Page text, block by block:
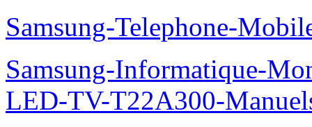
Samsung-Telephone-
Samsung-Informatique-
LED-TV-T22A300-